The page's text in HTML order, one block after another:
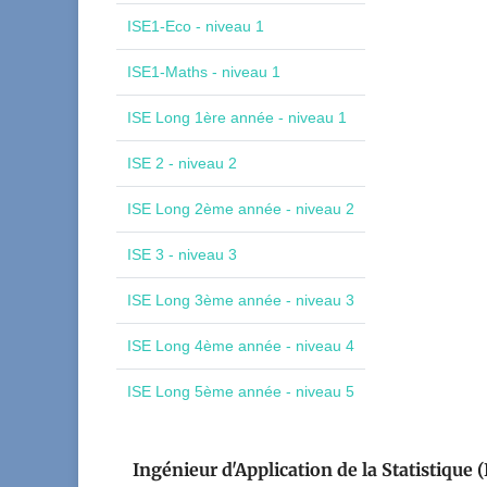
ISE1-Eco - niveau 1
ISE1-Maths - niveau 1
ISE Long 1ère année - niveau 1
ISE 2 - niveau 2
ISE Long 2ème année - niveau 2
ISE 3 - niveau 3
ISE Long 3ème année - niveau 3
ISE Long 4ème année - niveau 4
ISE Long 5ème année - niveau 5
Ingénieur d'Application de la Statistique